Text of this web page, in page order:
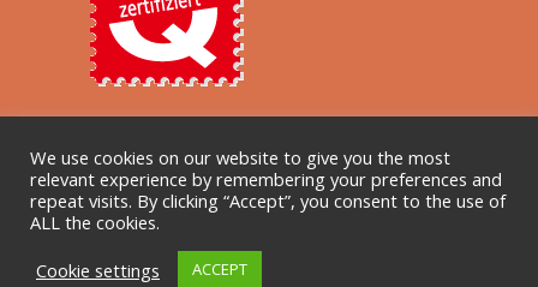
We use cookies on our website to give you the most
relevant experience by remembering your preferences and
repeat visits. By clicking “Accept”, you consent to the use of
ALL the cookies.
Cookie settings
ACCEPT